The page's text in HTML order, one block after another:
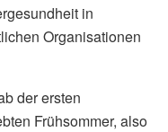
in
Organisationen
der ersten
Frühsommer, also